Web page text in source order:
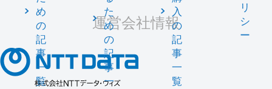
め
の
記
事
一
覧
た
め
の
記
事
一
入
の
記
事
一
覧
リ
シ
ー
運営会社情報